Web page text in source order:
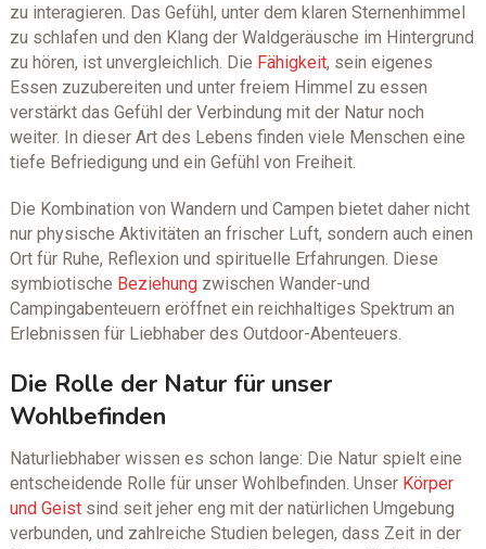
zu interagieren. Das Gefühl, unter dem klaren Sternenhimmel
zu schlafen und den Klang der Waldgeräusche im Hintergrund
zu hören, ist unvergleichlich. Die Fähigkeit, sein eigenes
Essen zuzubereiten und unter freiem Himmel zu essen
verstärkt das Gefühl der Verbindung mit der Natur noch
weiter. In dieser Art des Lebens finden viele Menschen eine
tiefe Befriedigung und ein Gefühl von Freiheit.
Die Kombination von Wandern und Campen bietet daher nicht
nur physische Aktivitäten an frischer Luft, sondern auch einen
Ort für Ruhe, Reflexion und spirituelle Erfahrungen. Diese
symbiotische Beziehungzwischen Wander-und
Campingabenteuern eröffnet ein reichhaltiges Spektrum an
Erlebnissen für Liebhaber des Outdoor-Abenteuers.
Die Rolle der Natur für unser
Wohlbefinden
Naturliebhaber wissen es schon lange: Die Natur spielt eine
entscheidende Rolle für unser Wohlbefinden. Unser Körper
und Geistsind seit jeher eng mit der natürlichen Umgebung
verbunden, und zahlreiche Studien belegen, dass Zeit in der